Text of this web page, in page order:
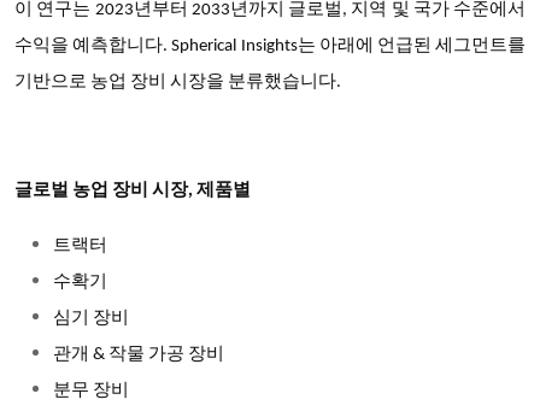
이 연구는 2023년부터 2033년까지 글로벌, 지역 및 국가 수준에서
수익을 예측합니다. Spherical Insights는 아래에 언급된 세그먼트를
기반으로 농업 장비 시장을 분류했습니다.
글로벌 농업 장비 시장, 제품별
트랙터
수확기
심기 장비
관개 & 작물 가공 장비
분무 장비